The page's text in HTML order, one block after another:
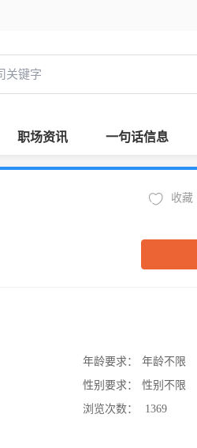
职场资讯 一句话信息
收藏
年龄要求：
年龄不限
性别要求：
性别不限
浏览次数：
1369